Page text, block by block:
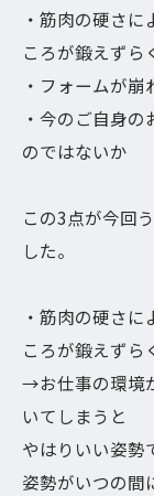
・筋肉の硬さ
ころが鍛えずら
・フォームが崩
・今のご自身
のではないか
この3点が今回
した。
・筋肉の硬さ
ころが鍛えずら
→お仕事の環境
いてしまうと
やはりいい姿勢
姿勢がいつの間